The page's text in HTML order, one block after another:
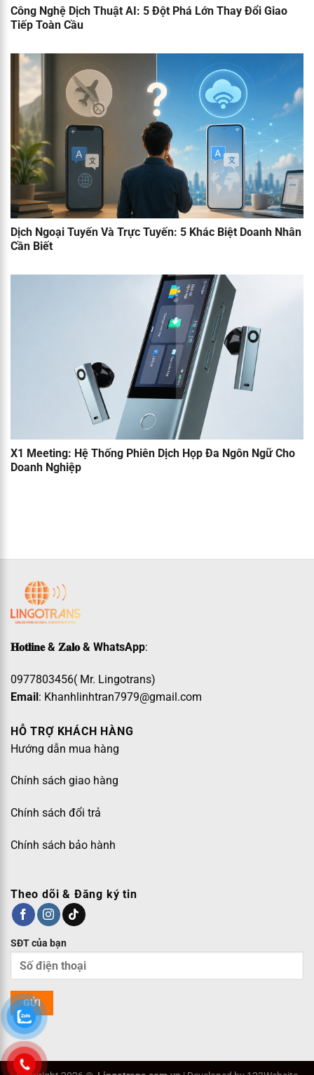
Công Nghệ Dịch Thuật AI: 5 Đột Phá Lớn Thay Đổi Giao
Tiếp Toàn Cầu
Dịch Ngoại Tuyến Và Trực Tuyến: 5 Khác Biệt Doanh Nhân
Cần Biết
X1 Meeting: Hệ Thống Phiên Dịch Họp Đa Ngôn Ngữ Cho
Doanh Nghiệp
𝐇𝐨𝐭𝐥𝐢𝐧𝐞 & 𝐙𝐚𝐥𝐨 & WhatsApp:
0977803456( Mr. Lingotrans)
Email: Khanhlinhtran7979@gmail.com
HỖ TRỢ KHÁCH HÀNG
Hướng dẫn mua hàng
Chính sách giao hàng
Chính sách đổi trả
Chính sách bảo hành
Theo dõi & Đăng ký tin
SĐT của bạn